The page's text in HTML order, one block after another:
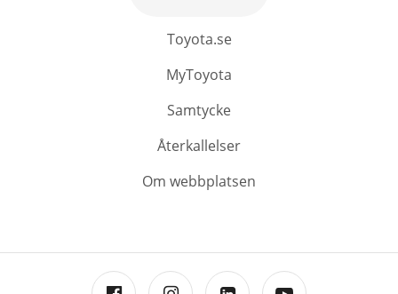
Toyota.se
MyToyota
Samtycke
Återkallelser
Om webbplatsen